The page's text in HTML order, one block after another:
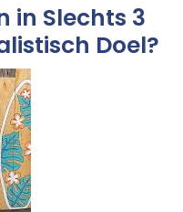
in Slechts 3
Doel?